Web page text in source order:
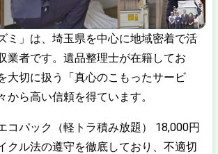
ミ」は、埼玉県を中心に地域密着で活
業者です。遺品整理士が在籍してお
大切に扱う「真心のこもったサービ
から高い信頼を得ています。
コパック（軽トラ積み放題） 18,000円
クル法の遵守を徹底しており、不適切